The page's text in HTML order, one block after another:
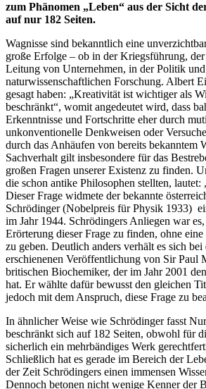
zum Phänomen „Leben“ aus der Sicht
auf nur 182 Seiten.
Wagnisse sind bekanntlich eine
große Erfolge – ob in der Kriegsführung,
Leitung von Unternehmen, in der Politik
naturwissenschaftlichen Forschung. Albert
gesagt haben: „Kreativität ist wichtiger als
beschränkt“, womit angedeutet wird, dass
Erkenntnisse und Fortschritte eher durch
unkonventionelle Denkweisen oder
durch das Anhäufen von bereits bekanntem
Sachverhalt gilt insbesondere für das
großen Fragen unserer Existenz zu finden.
die schon antike Philosophen stellten, lautet:
Dieser Frage widmete der bekannte
Schrödinger (Nobelpreis für Physik 1933)
im Jahr 1944. Schrödingers Anliegen war
Erörterung dieser Frage zu finden, ohne
zu geben. Deutlich anders verhält es sich bei
erschienenen Veröffentlichung von Sir Paul
britischen Biochemiker, der im Jahr 2001
hat. Er wählte dafür bewusst den gleichen
jedoch mit dem Anspruch, diese Frage zu
In ähnlicher Weise wie Schrödinger fasst
beschränkt sich auf 182 Seiten, obwohl für
sicherlich ein mehrbändiges Werk
Schließlich hat es gerade im Bereich der
der Zeit Schrödingers einen immensen
Dennoch betonen nicht wenige Kenner der